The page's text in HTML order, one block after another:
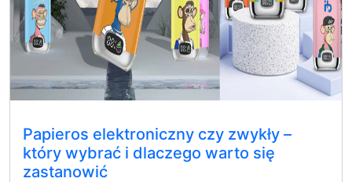
Papieros elektroniczny czy zwykły –
który wybrać i dlaczego warto się
zastanowić